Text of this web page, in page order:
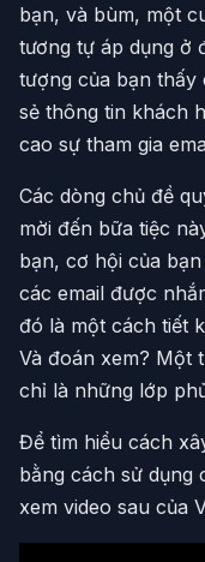
bạn, và bùm, một
tương tự áp dụng ở
tượng của bạn
sẻ thông tin khách
cao sự tham gia
Các dòng chủ đề
mời đến bữa tiệc
bạn, cơ hội của
các email được
đó là một cách tiết
Và đoán xem? Một
chỉ là những lớp
Để tìm hiểu cách
bằng cách sử dụng
xem video sau của